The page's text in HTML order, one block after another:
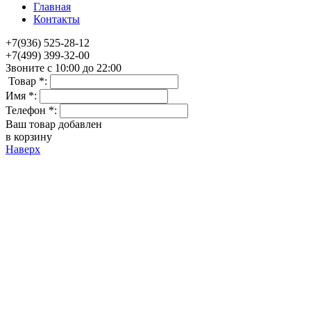
Главная
Контакты
+7(936) 525-28-12
+7(499) 399-32-00
Звоните с 10:00 до 22:00
Товар *:
Имя *:
Телефон *:
Ваш товар добавлен
в корзину
Наверх